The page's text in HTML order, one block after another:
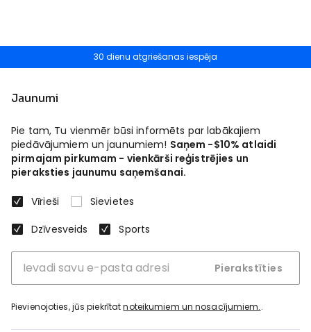
30 dienu atgriešanas iespēja
Jaunumi
Pie tam, Tu vienmēr būsi informēts par labākajiem
piedāvājumiem un jaunumiem! Saņem -$10% atlaidi
pirmajam pirkumam - vienkārši reģistrējies un
pieraksties jaunumu saņemšanai.
Vīrieši
Sievietes
Dzīvesveids
Sports
Pierakstīties
Pievienojoties, jūs piekrītatnoteikumiem un nosacījumiem..